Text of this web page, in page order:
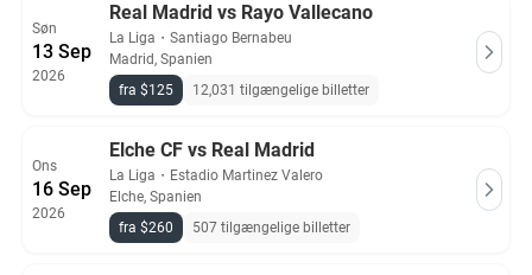
Søn
13 Sep
2026
Real Madrid vs Rayo Vallecano
La Liga ・ Santiago Bernabeu
Madrid, Spanien
fra $125
12,031 tilgængelige billetter
Ons
16 Sep
2026
Elche CF vs Real Madrid
La Liga ・ Estadio Martinez Valero
Elche, Spanien
fra $260
507 tilgængelige billetter